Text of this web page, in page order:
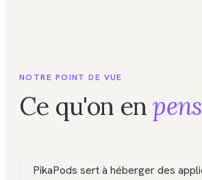
NOTRE POINT DE VUE
Ce qu'on en
PikaPods sert à héberger des